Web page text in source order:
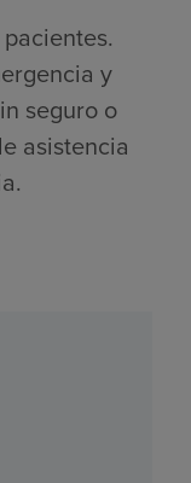
y
seguro o
asistencia